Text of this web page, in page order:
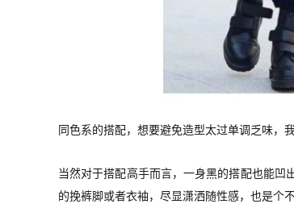
同色系的搭配，想要避免造型太过单调乏味，
当然对于搭配高手而言，一身黑的搭配也能凹
的挽裤脚或者衣袖，尽显潇洒随性感，也是个不